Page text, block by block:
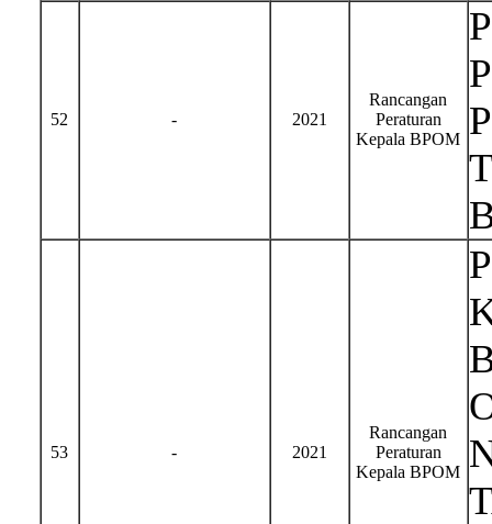
52 - 2021
Rancangan
Peraturan
Kepala BPOM
53 - 2021
Rancangan
Peraturan
Kepala BPOM